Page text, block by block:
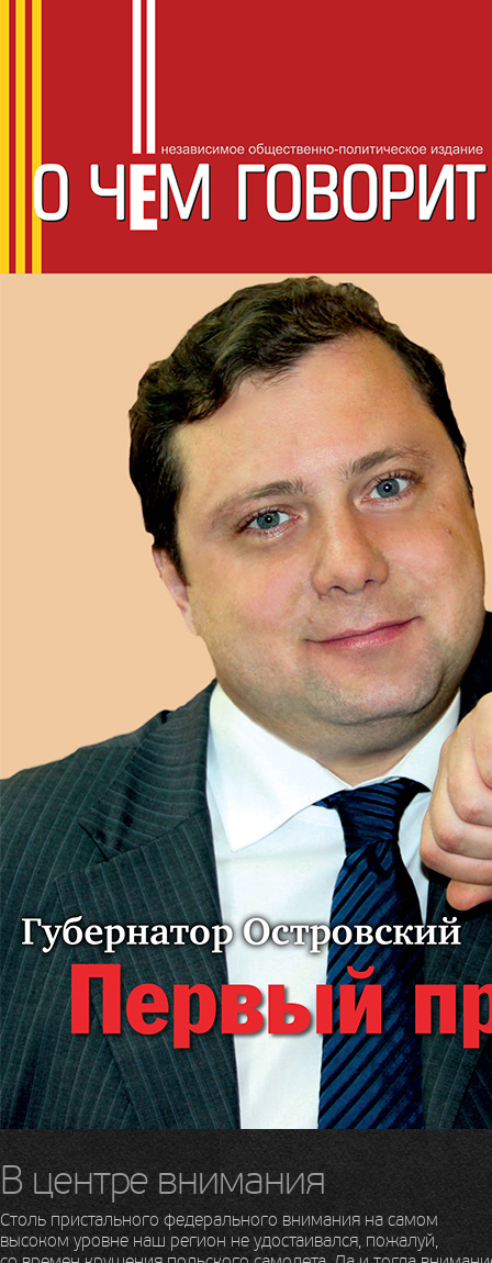
В центре внимания
Столь пристального федерального внимания на самом
высоком уровне наш регион не удостаивался, пожалуй,